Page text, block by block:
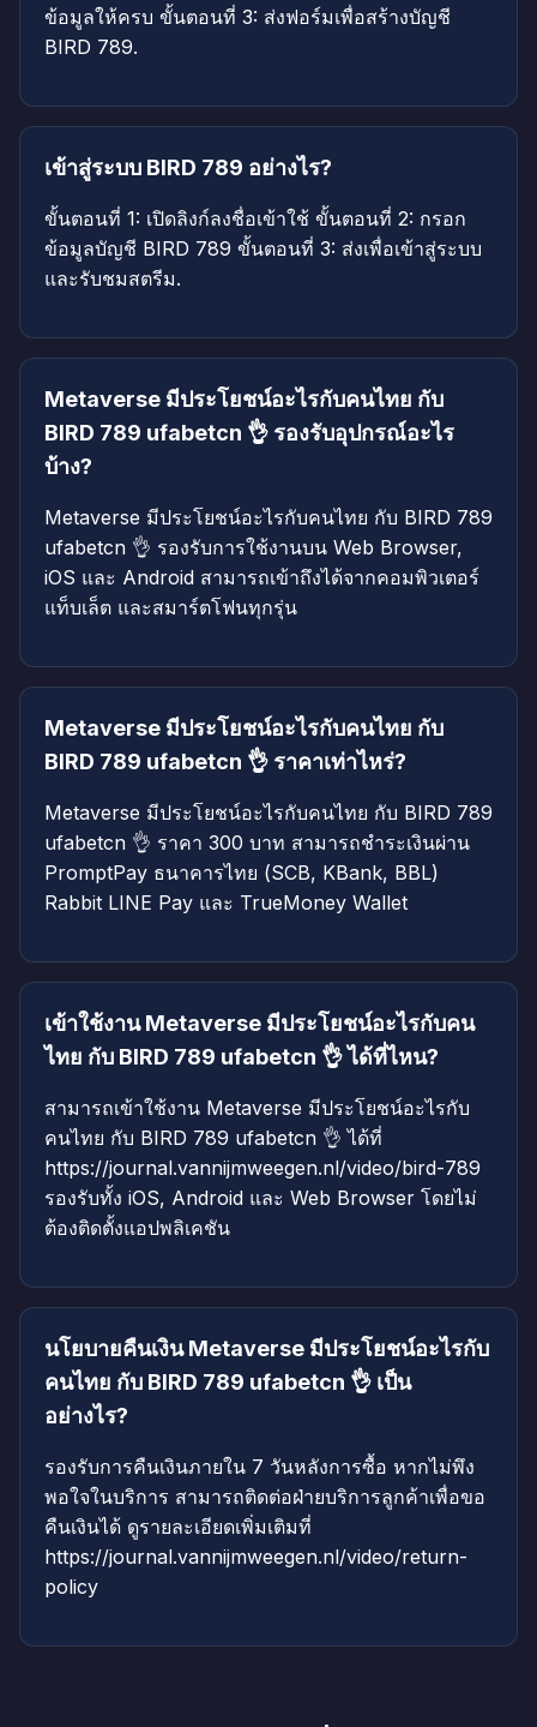
ข้อมูลให้ครบ ขั้นตอนที่ 3: ส่งฟอร์มเพื่อสร้างบัญชี
BIRD 789.
เข้าสู่ระบบ BIRD 789 อย่างไร?
ขั้นตอนที่ 1: เปิดลิงก์ลงชื่อเข้าใช้ ขั้นตอนที่ 2: กรอก
ข้อมูลบัญชี BIRD 789 ขั้นตอนที่ 3: ส่งเพื่อเข้าสู่ระบบ
และรับชมสตรีม.
Metaverse มีประโยชน์อะไรกับคนไทย กับ
BIRD 789 ufabetcn 👌 รองรับอุปกรณ์อะไร
บ้าง?
Metaverse มีประโยชน์อะไรกับคนไทย กับ BIRD 789
ufabetcn 👌 รองรับการใช้งานบน Web Browser,
iOS และ Android สามารถเข้าถึงได้จากคอมพิวเตอร์
แท็บเล็ต และสมาร์ตโฟนทุกรุ่น
Metaverse มีประโยชน์อะไรกับคนไทย กับ
BIRD 789 ufabetcn 👌 ราคาเท่าไหร่?
Metaverse มีประโยชน์อะไรกับคนไทย กับ BIRD 789
ufabetcn 👌 ราคา 300 บาท สามารถชำระเงินผ่าน
PromptPay ธนาคารไทย (SCB, KBank, BBL)
Rabbit LINE Pay และ TrueMoney Wallet
เข้าใช้งาน Metaverse มีประโยชน์อะไรกับคน
ไทย กับ BIRD 789 ufabetcn 👌 ได้ที่ไหน?
สามารถเข้าใช้งาน Metaverse มีประโยชน์อะไรกับ
คนไทย กับ BIRD 789 ufabetcn 👌 ได้ที่
https://journal.vannijmweegen.nl/video/bird-789
รองรับทั้ง iOS, Android และ Web Browser โดยไม่
ต้องติดตั้งแอปพลิเคชัน
นโยบายคืนเงิน Metaverse มีประโยชน์อะไรกับ
คนไทย กับ BIRD 789 ufabetcn 👌 เป็น
อย่างไร?
รองรับการคืนเงินภายใน 7 วันหลังการซื้อ หากไม่พึง
พอใจในบริการ สามารถติดต่อฝ่ายบริการลูกค้าเพื่อขอ
คืนเงินได้ ดูรายละเอียดเพิ่มเติมที่
https://journal.vannijmweegen.nl/video/return-
policy